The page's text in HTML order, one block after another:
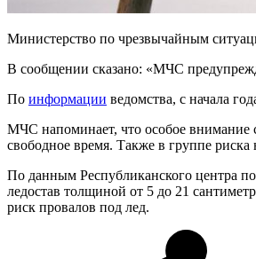
Министерство по чрезвычайным
В сообщении сказано: «МЧС
По информации ведомства, с начала
МЧС напоминает, что особое внимание
свободное время. Также в группе риска
По данным Республиканского центра
ледостав толщиной от 5 до 21
риск провалов под лед.